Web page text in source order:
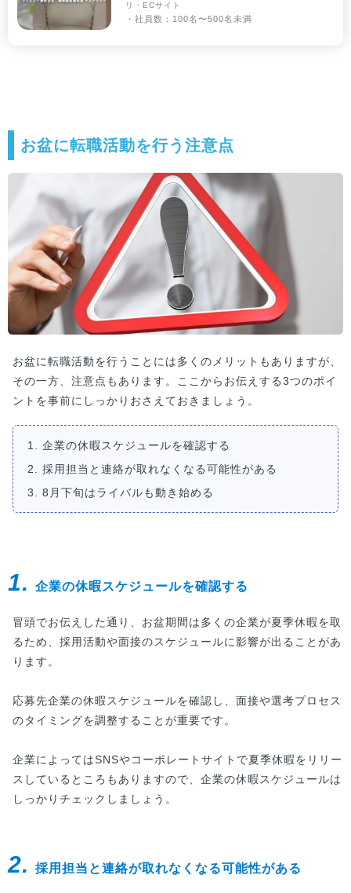
リ・ECサイト
・社員数：100名〜500名未満
お盆に転職活動を行う注意点
お盆に転職活動を行うことには多くのメリットもありますが、
その一方、注意点もあります。ここからお伝えする3つのポイ
ントを事前にしっかりおさえておきましょう。
1. 企業の休暇スケジュールを確認する
2. 採用担当と連絡が取れなくなる可能性がある
3. 8月下旬はライバルも動き始める
1. 企業の休暇スケジュールを確認する
冒頭でお伝えした通り、お盆期間は多くの企業が夏季休暇を取
るため、採用活動や面接のスケジュールに影響が出ることがあ
ります。
応募先企業の休暇スケジュールを確認し、面接や選考プロセス
のタイミングを調整することが重要です。
企業によってはSNSやコーポレートサイトで夏季休暇をリリー
スしているところもありますので、企業の休暇スケジュールは
しっかりチェックしましょう。
2. 採用担当と連絡が取れなくなる可能性がある